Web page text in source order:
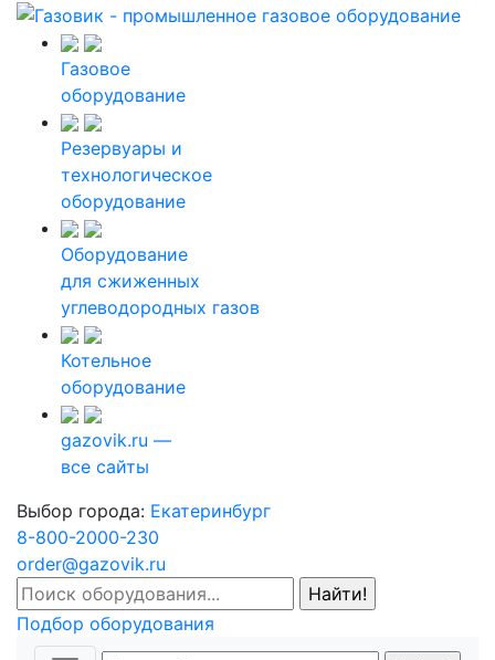
Газовое
оборудование
Резервуары и
технологическое
оборудование
Оборудование
для сжиженных
углеводородных газов
Котельное
оборудование
gazovik.ru —
все сайты
Выбор города: Екатеринбург
8-800-2000-230
order@gazovik.ru
Подбор оборудования